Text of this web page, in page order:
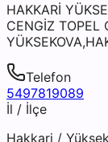
HAKKARİ
CENGİZ TOPEL
Telefon
5497819089
İl / İlçe
Hakkari /